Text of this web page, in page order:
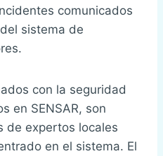
comunicados
sistema de
con la seguridad
en SENSAR, son
de expertos locales
en el sistema. El